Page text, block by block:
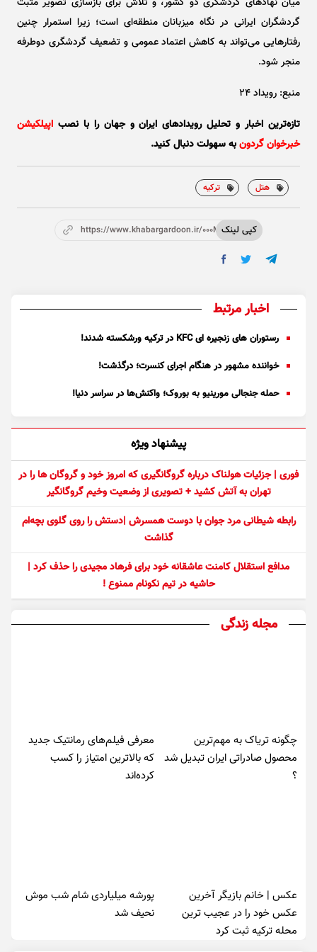
گردشگران ایرانی در نگاه میزبانان منطقه‌ای است؛ زیرا استمرار چنین
رفتار‌هایی می‌تواند به کاهش اعتماد عمومی و تضعیف گردشگری دوطرفه
منجر شود.
منبع: رویداد ۲۴
تازه‌ترین اخبار و تحلیل‌ رویدادهای ایران و جهان را با نصب اپیلکیشن
خبرخوان گردونبه سهولت دنبال کنید.
هتل ترکیه
کپی لینکhttps://www.khabargardoon.ir/000Mne
اخبار مرتبط
رستوران های زنجیره ای KFC در ترکیه ورشکسته شدند!
خواننده مشهور در هنگام اجرای کنسرت؛ درگذشت!
حمله جنجالی مورینیو به بوروک؛ واکنش‌ها در سراسر دنیا!
پیشنهاد ویژه
فوری | جزئیات هولناک درباره گروگانگیری که امروز خود و گروگان ها را در
تهران به آتش کشید + تصویری از وضعیت وخیم گروگانگیر
رابطه شیطانی مرد جوان با دوست همسرش |دستش را روی گلوی بچه‌ام
گذاشت
مدافع استقلال کامنت عاشقانه خود برای فرهاد مجیدی را حذف کرد |
حاشیه در تیم نکونام ممنوع !
مجله زندگی
چگونه تریاک به مهم‌ترین
محصول صادراتی ایران تبدیل شد
؟
معرفی فیلم‌های رمانتیک جدید
که بالاترین امتیاز را کسب
کرده‌اند
عکس | خانم بازیگر آخرین
عکس خود را در عجیب ترین
محله ترکیه ثبت کرد
پورشه میلیاردی شام شب موش‌
نحیف شد